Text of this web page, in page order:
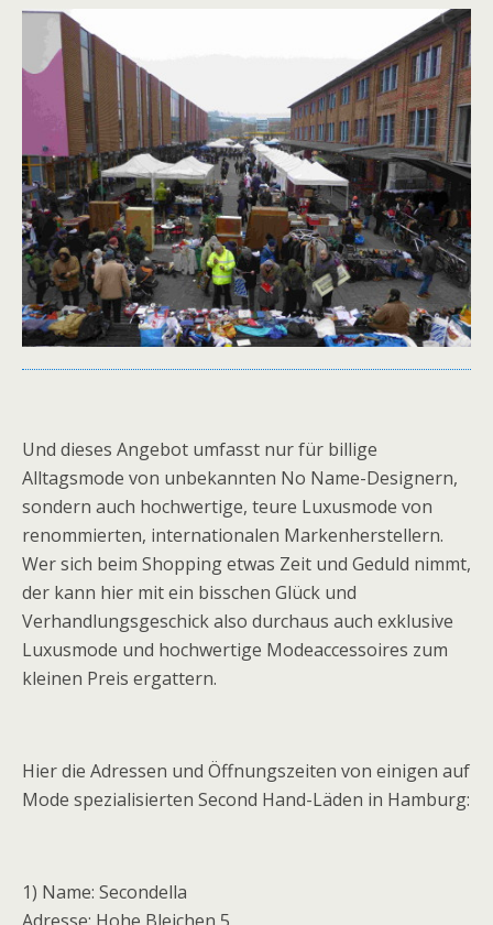
Und dieses Angebot umfasst nur für billige
Alltagsmode von unbekannten No Name-Designern,
sondern auch hochwertige, teure Luxusmode von
renommierten, internationalen Markenherstellern.
Wer sich beim Shopping etwas Zeit und Geduld nimmt,
der kann hier mit ein bisschen Glück und
Verhandlungsgeschick also durchaus auch exklusive
Luxusmode und hochwertige Modeaccessoires zum
kleinen Preis ergattern.
Hier die Adressen und Öffnungszeiten von einigen auf
Mode spezialisierten Second Hand-Läden in Hamburg:
1) Name: Secondella